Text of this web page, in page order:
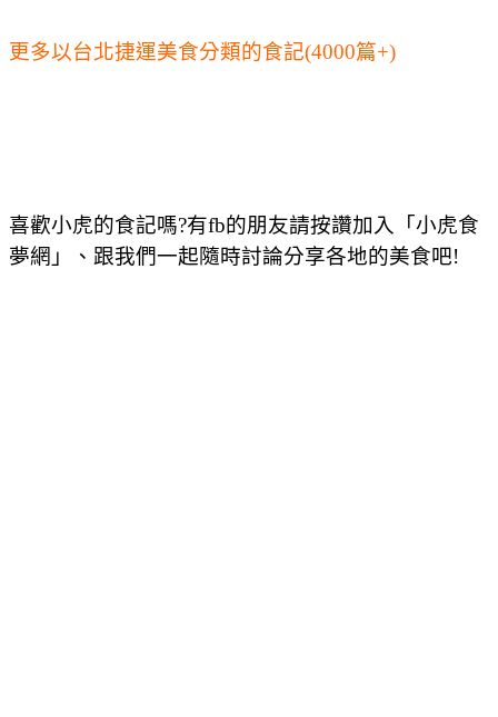
更多以台北捷運美食分類的食記(4000篇+)
喜歡小虎的食記嗎?有fb的朋友請按讚加入「小虎食
夢網」、跟我們一起隨時討論分享各地的美食吧!